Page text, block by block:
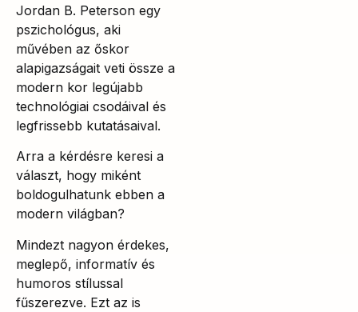
Jordan B. Peterson egy
pszichológus, aki
művében az őskor
alapigazságait veti össze a
modern kor legújabb
technológiai csodáival és
legfrissebb kutatásaival.
Arra a kérdésre keresi a
választ, hogy miként
boldogulhatunk ebben a
modern világban?
Mindezt nagyon érdekes,
meglepő, informatív és
humoros stílussal
fűszerezve. Ezt az is